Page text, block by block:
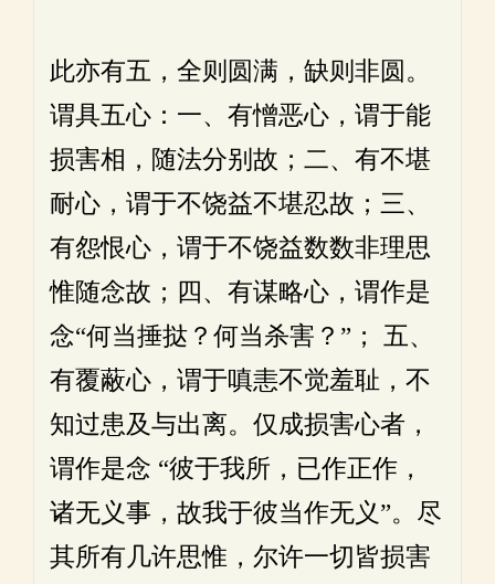
此亦有五，全则圆满，缺则非圆。
谓具五心：一、有憎恶心，谓于能
损害相，随法分别故；二、有不堪
耐心，谓于不饶益不堪忍故；三、
有怨恨心，谓于不饶益数数非理思
惟随念故；四、有谋略心，谓作是
念“何当捶挞？何当杀害？”； 五、
有覆蔽心，谓于嗔恚不觉羞耻，不
知过患及与出离。仅成损害心者，
谓作是念 “彼于我所，已作正作，
诸无义事，故我于彼当作无义”。尽
其所有几许思惟，尔许一切皆损害